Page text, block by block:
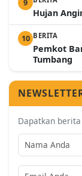
9
Hujan
10 BERITA
Pemkot
Tumbang
Dapatkan